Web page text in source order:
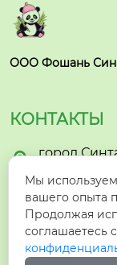
ООО Фошань
КОНТАКТЫ
 город

 +86-
Мы
вашего опыта
Продолжая
соглашаетесь